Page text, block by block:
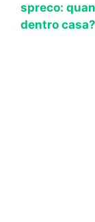
spreco:
dentro